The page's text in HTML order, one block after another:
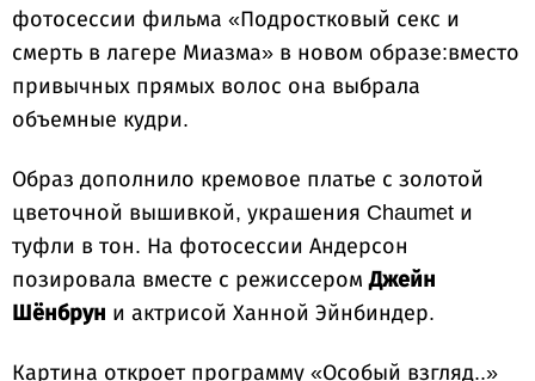
фотосессии фильма «Подростковый секс и
смерть в лагере Миазма» в новом образе:вместо
привычных прямых волос она выбрала
объемные кудри.
Образ дополнило кремовое платье с золотой
цветочной вышивкой, украшения Chaumet и
туфли в тон. На фотосессии Андерсон
позировала вместе с режиссеромДжейн
Шёнбрун и актрисой Ханной Эйнбиндер.
Картина откроет программу «Особый взгляд..»